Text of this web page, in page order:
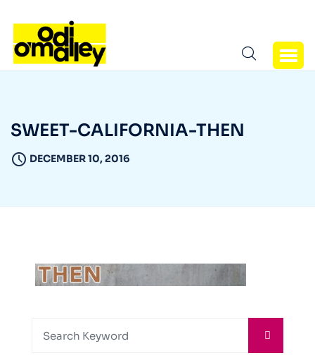
SWEET-CALIFORNIA-THEN
DECEMBER 10, 2016